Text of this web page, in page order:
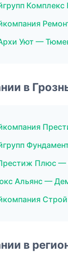
Уют —
в
Плюс —
Альянс —
в